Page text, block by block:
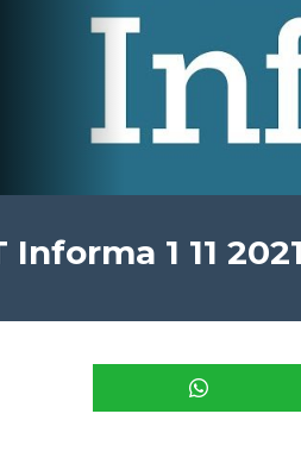
Informa 1 11 2021